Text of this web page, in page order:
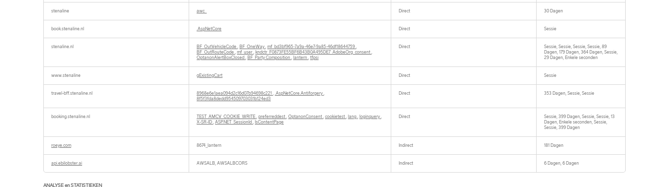
stenaline awc_ Direct 30 Dagen
book.stenaline.nl .AspNetCore Direct Sessie
stenaline.nl BF_OutVehicleCode, BF_OneWay,mf_bd3bf965-7a9a-46e7-9a85-46df18644759,
BF_OutRouteCode,mf_user, kndctr_F0873FE55BF6B43B0A495DE7_AdobeOrg_consent,
OptanonAlertBoxClosed , BF_Party Composition, lantern,tfpsi
Direct
Sessie, Sessie, Sessie, Sessie, 89
Dagen, 179 Dagen, 364 Dagen, Sessie,
29 Dagen, Enkele seconden
www.stenaline gExistingCart Direct Sessie
travel-bff.stenaline.nl 8968e6e1aea094d2c16d07b94698c221 ,.AspNetCore.Antiforgery,
8f5f3fda8dedd954509703031b124ed3
Direct 353 Dagen, Sessie, Sessie
booking.stenaline.nl TEST_AMCV_COOKIE_WRITE,preferreddest,OptanonConsent,cookietest, lang, loginquery,
X-SR-ID,ASP.NET_SessionId , IsContentPage
Direct
Sessie, 399 Dagen, Sessie, Sessie, 13
Dagen, Enkele seconden, Sessie,
Sessie, 399 Dagen
roeye.com 8674_lantern Indirect 181 Dagen
api.ebilobster.ai AWSALB, AWSALBCORS Indirect 6 Dagen, 6 Dagen
ANALYSE en STATISTIEKEN